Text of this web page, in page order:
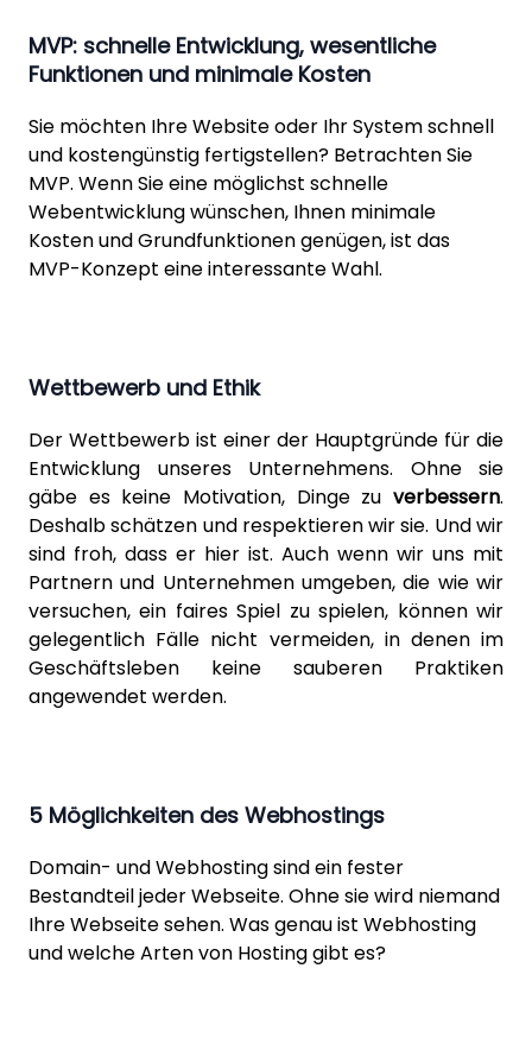
MVP: schnelle Entwicklung, wesentliche
Funktionen und minimale Kosten
Sie möchten Ihre Website oder Ihr System schnell
und kostengünstig fertigstellen? Betrachten Sie
MVP. Wenn Sie eine möglichst schnelle
Webentwicklung wünschen, Ihnen minimale
Kosten und Grundfunktionen genügen, ist das
MVP-Konzept eine interessante Wahl.
Wettbewerb und Ethik
Der Wettbewerb ist einer der Hauptgründe für die
Entwicklung unseres Unternehmens. Ohne sie
gäbe es keine Motivation, Dinge zu verbessern.
Deshalb schätzen und respektieren wir sie. Und wir
sind froh, dass er hier ist. Auch wenn wir uns mit
Partnern und Unternehmen umgeben, die wie wir
versuchen, ein faires Spiel zu spielen, können wir
gelegentlich Fälle nicht vermeiden, in denen im
Geschäftsleben keine sauberen Praktiken
angewendet werden.
5 Möglichkeiten des Webhostings
Domain- und Webhosting sind ein fester
Bestandteil jeder Webseite. Ohne sie wird niemand
Ihre Webseite sehen. Was genau ist Webhosting
und welche Arten von Hosting gibt es?